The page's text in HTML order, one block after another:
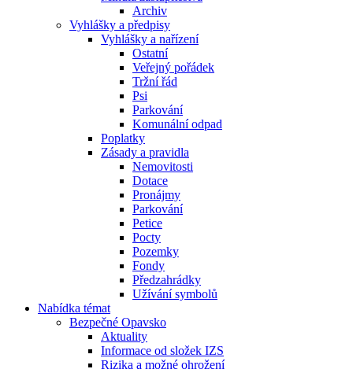
Archiv
Vyhlášky a předpisy
Vyhlášky a nařízení
Ostatní
Veřejný pořádek
Tržní řád
Psi
Parkování
Komunální odpad
Poplatky
Zásady a pravidla
Nemovitosti
Dotace
Pronájmy
Parkování
Petice
Pocty
Pozemky
Fondy
Předzahrádky
Užívání symbolů
Nabídka témat
Bezpečné Opavsko
Aktuality
Informace od složek IZS
Rizika a možné ohrožení